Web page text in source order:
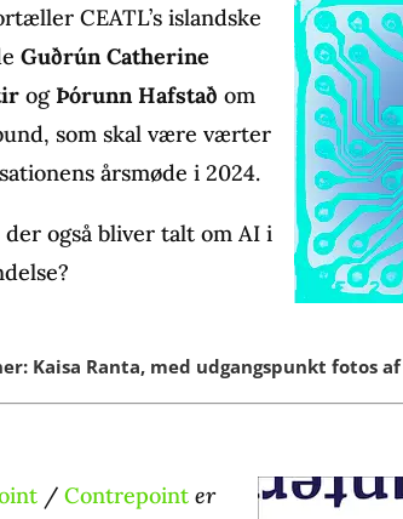
CEATL’s islandske
GuðrúnCatherine
og Þórunn Hafstað om
som skal være værter
årsmøde i 2024.
også bliver talt om AI i
Kaisa Ranta, med udgangspunkt fotos af
/Contrepointer